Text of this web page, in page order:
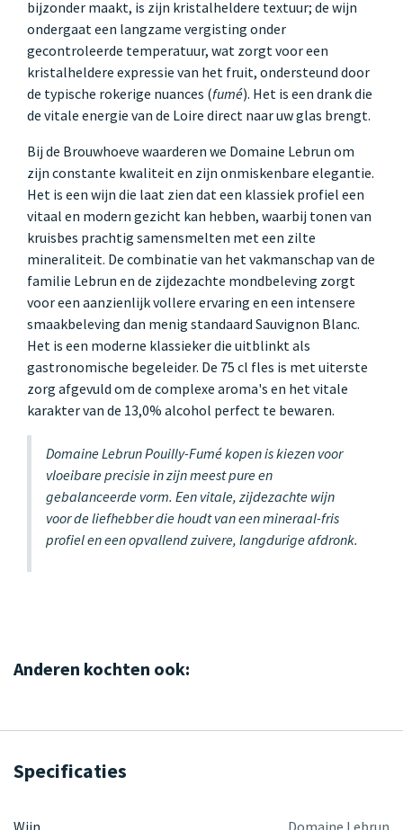
bijzonder maakt, is zijn kristalheldere textuur; de wijn
ondergaat een langzame vergisting onder
gecontroleerde temperatuur, wat zorgt voor een
kristalheldere expressie van het fruit, ondersteund door
de typische rokerige nuances (fumé). Het is een drank die
de vitale energie van de Loire direct naar uw glas brengt.
Bij de Brouwhoeve waarderen we Domaine Lebrun om
zijn constante kwaliteit en zijn onmiskenbare elegantie.
Het is een wijn die laat zien dat een klassiek profiel een
vitaal en modern gezicht kan hebben, waarbij tonen van
kruisbes prachtig samensmelten met een zilte
mineraliteit. De combinatie van het vakmanschap van de
familie Lebrun en de zijdezachte mondbeleving zorgt
voor een aanzienlijk vollere ervaring en een intensere
smaakbeleving dan menig standaard Sauvignon Blanc.
Het is een moderne klassieker die uitblinkt als
gastronomische begeleider. De 75 cl fles is met uiterste
zorg afgevuld om de complexe aroma's en het vitale
karakter van de 13,0% alcohol perfect te bewaren.
Domaine Lebrun Pouilly-Fumé kopen is kiezen voor
vloeibare precisie in zijn meest pure en
gebalanceerde vorm. Een vitale, zijdezachte wijn
voor de liefhebber die houdt van een mineraal-fris
profiel en een opvallend zuivere, langdurige afdronk.
Anderen kochten ook:
Specificaties
Wijn
Domaine Lebrun